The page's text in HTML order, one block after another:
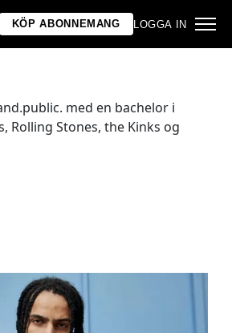
KÖP ABONNEMANG LOGGA IN
med en bachelor i
Rolling Stones, the Kinks og